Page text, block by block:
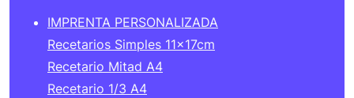
IMPRENTA PERSONALIZADA
Recetarios Simples 11x17cm
Recetario Mitad A4
Recetario 1/3 A4